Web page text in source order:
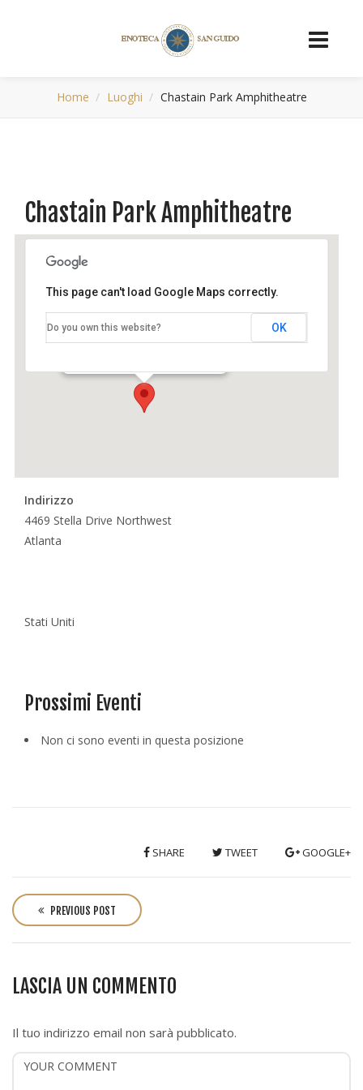
Home Luoghi Chastain Park Amphitheatre
Chastain Park Amphitheatre
Chastain Park Amphitheatre
4469 Stella Drive Northwest - Atlanta
This page can't load Google Maps correctly.
Do you own this website? OK
Indirizzo
4469 Stella Drive Northwest
Atlanta
Stati Uniti
Prossimi Eventi
Non ci sono eventi in questa posizione
SHARE TWEET GOOGLE+
o
s
t
n
a
i
PREVIOUS POST
LASCIA UN COMMENTO
Il tuo indirizzo email non sarà pubblicato.